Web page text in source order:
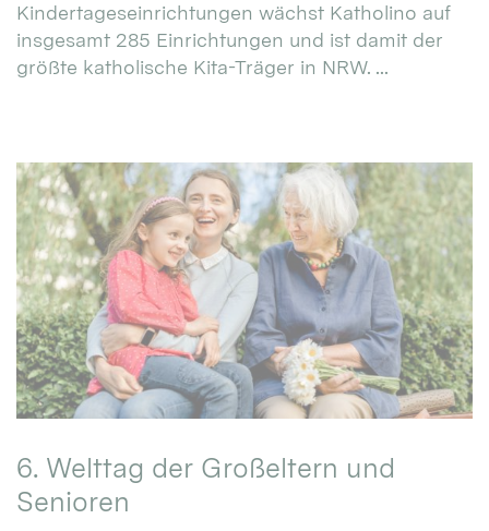
Kindertageseinrichtungen wächst Katholino auf
insgesamt 285 Einrichtungen und ist damit der
größte katholische Kita-Träger in NRW. ...
6. Welttag der Großeltern und
Senioren